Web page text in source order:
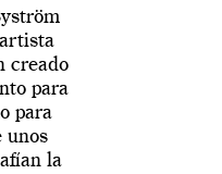
creado
para
para
unos
la